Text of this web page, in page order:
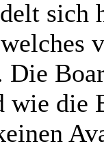
Die
wie die